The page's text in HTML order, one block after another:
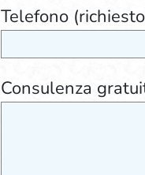
Telefono
Consulenza